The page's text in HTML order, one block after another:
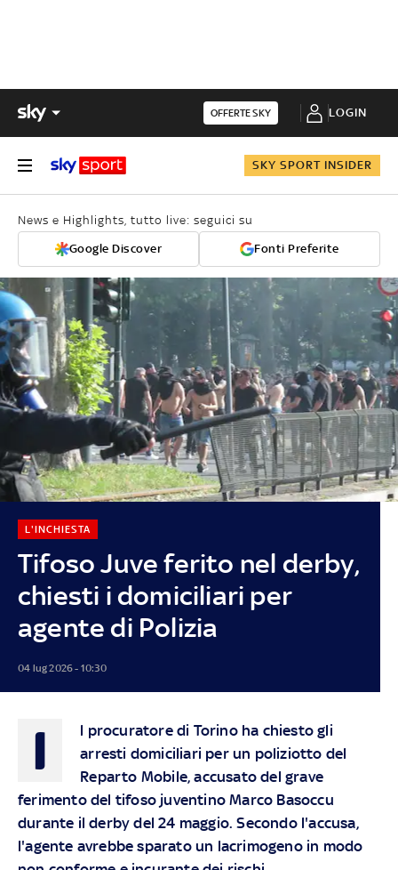
OFFERTE SKY LOGIN
SKY SPORT INSIDER
News e Highlights, tutto live: seguici su
Google Discover Fonti Preferite
Tifoso Juve ferito nel derby,
chiesti i domiciliari per
agente di Polizia
L'INCHIESTA
04 lug 2026 - 10:30
I
l procuratore di Torino ha chiesto gli
arresti domiciliari per un poliziotto del
Reparto Mobile, accusato del grave
ferimento del tifoso juventino Marco Basoccu
durante il derby del 24 maggio. Secondo l'accusa,
l'agente avrebbe sparato un lacrimogeno in modo